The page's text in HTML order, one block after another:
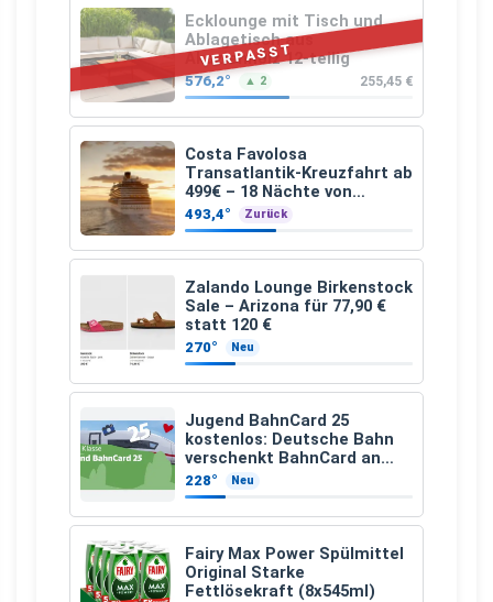
VERPASST
Ecklounge mit Tisch und
Ablagetisch aus
Akazienholz 12-teilig
576,2° ▲ 2 255,45 €
Costa Favolosa
Transatlantik-Kreuzfahrt ab
499€ – 18 Nächte von
Hamburg nach Guadeloupe
493,4° Zurück
Zalando Lounge Birkenstock
Sale – Arizona für 77,90 €
statt 120 €
270° Neu
Jugend BahnCard 25
kostenlos: Deutsche Bahn
verschenkt BahnCard an
Kinder und Jugendliche
228° Neu
Fairy Max Power Spülmittel
Original Starke
Fettlösekraft (8x545ml)